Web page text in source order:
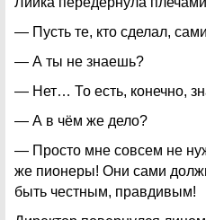
— Пусть те, кто сделал,
— А ты не знаешь?
— Нет… То есть, конечно,
— А в чём же дело?
— Просто мне совсем не
же пионеры! Они сами
быть честным, правдивым!